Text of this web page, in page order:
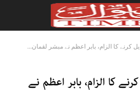
کرنے کا الزام، بابر اعظم نے مبشر لقمان...
کا الزام، بابر اعظم نے